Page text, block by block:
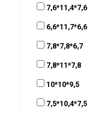
7,6*11,4*7,6
6,6*11,7*6,6
7,8*7,8*6,7
7,8*11*7,8
10*10*9,5
7,5*10,4*7,5